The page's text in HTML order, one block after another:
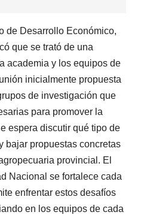
de Desarrollo Económico,
que se trató de una
academia y los equipos de
inicialmente propuesta
de investigación que
para promover la
espera discutir qué tipo de
bajar propuestas concretas
provincial. El
Nacional se fortalece cada
enfrentar estos desafíos
en los equipos de cada